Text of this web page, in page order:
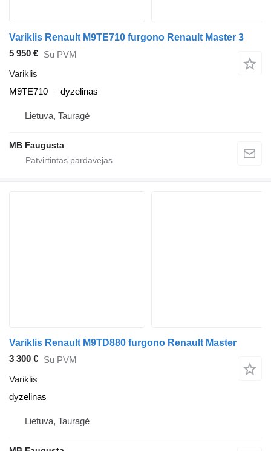
Variklis Renault M9TE710 furgono Renault Master 3
5 950 € Su PVM
Variklis
M9TE710
dyzelinas
Lietuva, Tauragė
MB Faugusta
Variklis Renault M9TD880 furgono Renault Master
3 300 € Su PVM
Variklis
dyzelinas
Lietuva, Tauragė